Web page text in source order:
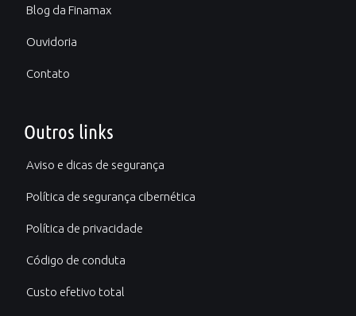
Blog da Finamax
Ouvidoria
Contato
Outros links
Aviso e dicas de segurança
Política de segurança cibernética
Política de privacidade
Código de conduta
Custo efetivo total